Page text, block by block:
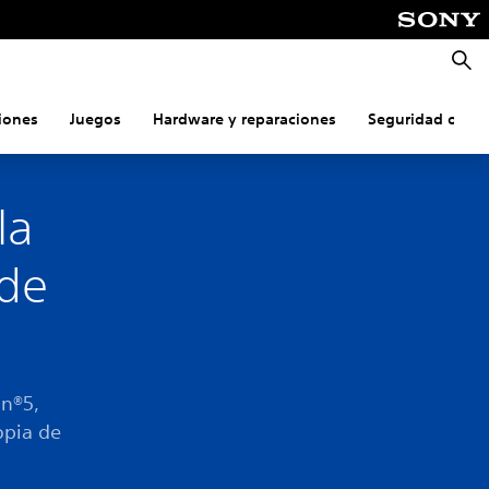
Juegos Hardware y reparaciones Seguridad
de